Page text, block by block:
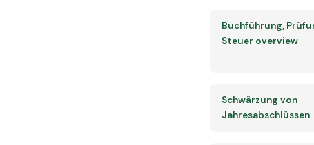
Buchführung,
Steuer overview
Schwärzung von
Jahresabschlüssen